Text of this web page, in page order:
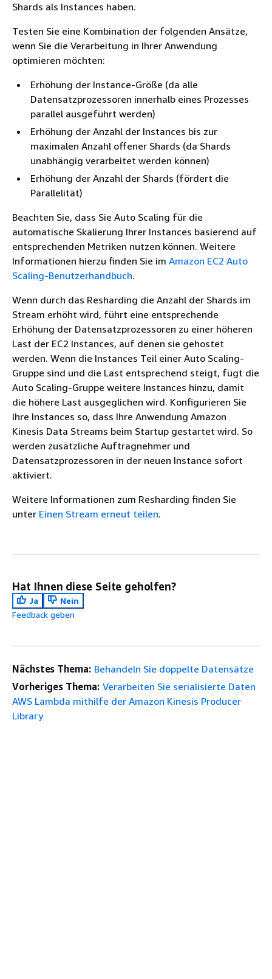
Shards als Instances haben.
Testen Sie eine Kombination der folgenden Ansätze,
wenn Sie die Verarbeitung in Ihrer Anwendung
optimieren möchten:
Erhöhung der Instance-Größe (da alle
Datensatzprozessoren innerhalb eines Prozesses
parallel ausgeführt werden)
Erhöhung der Anzahl der Instances bis zur
maximalen Anzahl offener Shards (da Shards
unabhängig verarbeitet werden können)
Erhöhung der Anzahl der Shards (fördert die
Parallelität)
Beachten Sie, dass Sie Auto Scaling für die
automatische Skalierung Ihrer Instances basierend auf
entsprechenden Metriken nutzen können. Weitere
Informationen hierzu finden Sie im Amazon EC2 Auto
Scaling-Benutzerhandbuch.
Wenn durch das Resharding die Anzahl der Shards im
Stream erhöht wird, führt eine entsprechende
Erhöhung der Datensatzprozessoren zu einer höheren
Last der EC2 Instances, auf denen sie gehostet
werden. Wenn die Instances Teil einer Auto Scaling-
Gruppe sind und die Last entsprechend steigt, fügt die
Auto Scaling-Gruppe weitere Instances hinzu, damit
die höhere Last ausgeglichen wird. Konfigurieren Sie
Ihre Instances so, dass Ihre Anwendung Amazon
Kinesis Data Streams beim Startup gestartet wird. So
werden zusätzliche Auftragnehmer und
Datensatzprozessoren in der neuen Instance sofort
aktiviert.
Weitere Informationen zum Resharding finden Sie
unter Einen Stream erneut teilen.
Hat Ihnen diese Seite geholfen?
Ja
Nein
Feedback geben
Nächstes Thema: Behandeln Sie doppelte Datensätze
Vorheriges Thema: Verarbeiten Sie serialisierte Daten
AWS Lambda mithilfe der Amazon Kinesis Producer
Library